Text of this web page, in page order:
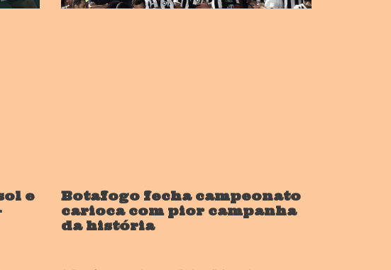
e
Botafogo fecha campeonato
carioca com pior campanha
da história